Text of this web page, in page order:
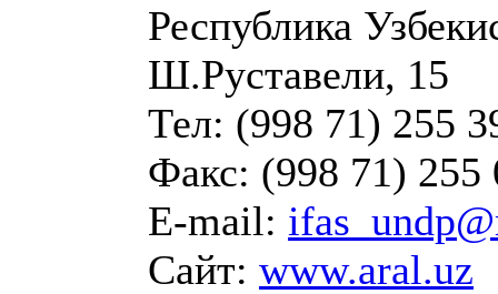
Республика
Ш.Руставели, 15
Тел: (998 71) 255
Факс: (998 71) 255
E-mail:
Сайт: www.aral.uz